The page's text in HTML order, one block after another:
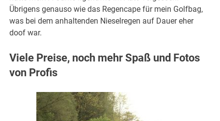
Übrigens genauso wie das Regencape für mein Golfbag,
was bei dem anhaltenden Nieselregen auf Dauer eher
doof war.
Viele Preise, noch mehr Spaß und Fotos
von Profis